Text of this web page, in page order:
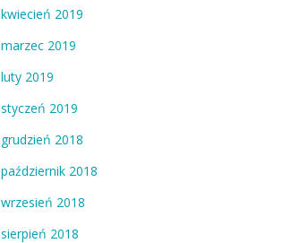
kwiecień 2019
marzec 2019
luty 2019
styczeń 2019
grudzień 2018
październik 2018
wrzesień 2018
sierpień 2018